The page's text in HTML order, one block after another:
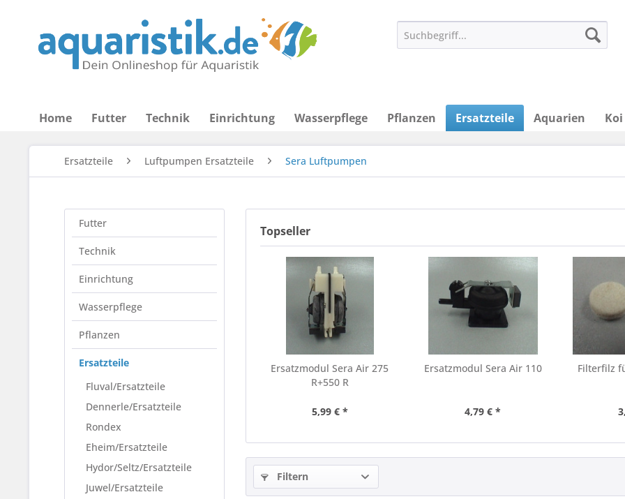
Home Futter Technik Einrichtung Wasserpflege Pflanzen Ersatzteile Aquarien
Ersatzteile Luftpumpen Ersatzteile Sera Luftpumpen
Futter
Technik
Einrichtung
Wasserpflege
Pflanzen
Ersatzteile
Fluval/Ersatzteile
Dennerle/Ersatzteile
Rondex
Eheim/Ersatzteile
Hydor/Seltz/Ersatzteile
Juwel/Ersatzteile
Topseller
Ersatzmodul Sera Air 275
R+550 R
5,99 € *
Ersatzmodul Sera Air 110
4,79 € *
Filterfilz
Filtern